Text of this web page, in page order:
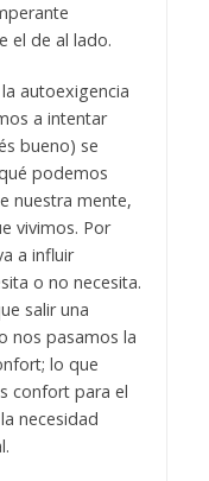
el de al lado.
autoexigencia
a intentar
bueno) se
podemos
nuestra mente,
vivimos. Por
a influir
o no necesita.
salir una
nos pasamos la
lo que
confort para el
necesidad